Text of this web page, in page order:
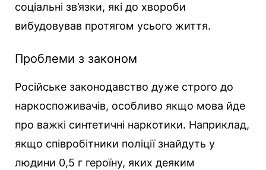
соціальні зв’язки, які до хвороби
вибудовував протягом усього життя.
Проблеми з законом
Російське законодавство дуже строго до
наркоспоживачів, особливо якщо мова йде
про важкі синтетичні наркотики. Наприклад,
якщо співробітники поліції знайдуть у
людини 0,5 г героїну, яких деяким